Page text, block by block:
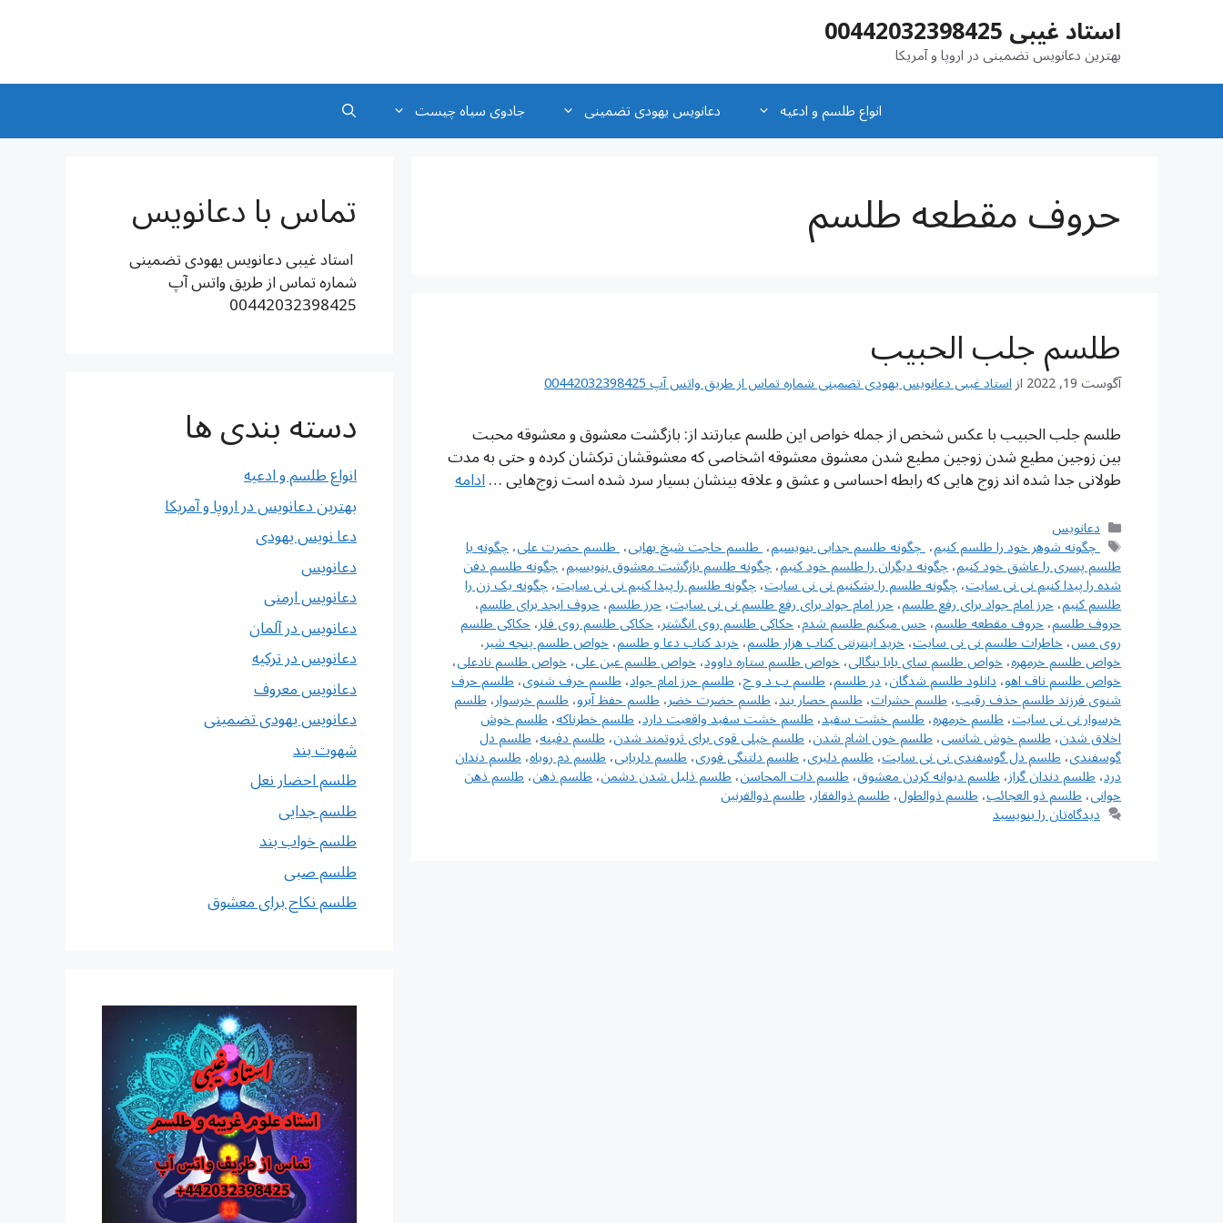
استاد غیبی 00442032398425
بهترین دعانویس تضمینی در اروپا و آمریکا
انواع طلسم و ادعیه
دعانویس یهودی تضمینی جادوی سیاه چیست
حروف مقطعه طلسم
طلسم جلب الحبیب
آگوست 19, 2022 ازاستاد غیبی دعانویس یهودی تضمینی شماره تماس از طریق واتس آپ 00442032398425
طلسم جلب الحبیب با عکس شخص از جمله خواص این طلسم عبارتند از: بازگشت معشوق و معشوقه محبت
بین زوجین مطیع شدن زوجین مطیع شدن معشوق معشوقه اشخاصی که معشوقشان ترکشان کرده و حتی به مدت
طولانی جدا شده اند زوج هایی که رابطه احساسی و عشق و علاقه بینشان بسیار سرد شده است زوج‌هایی …ادامه
دسته‌ها
دعانویس
برچسب‌ها
‌ چگونه شوهر خود را طلسم کنیم،‌ چگونه طلسم جدایی بنویسیم،‌ طلسم حاجت شیخ بهایی،‌ طلسم حضرت علی،چگونه با
طلسم پسری را عاشق خود کنیم،چگونه دیگران را طلسم خود کنیم،چگونه طلسم بازگشت معشوق بنویسیم،چگونه طلسم دفن
شده را پیدا کنیم نی نی سایت،چگونه طلسم را بشکنیم نی نی سایت،چگونه طلسم را پیدا کنیم نی نی سایت،چگونه یک زن را
طلسم کنیم،حرز امام جواد برای رفع طلسم،حرز امام جواد برای رفع طلسم نی نی سایت،حرز طلسم،حروف ابجد برای طلسم،
حروف طلسم،حروف مقطعه طلسم،حس میکنم طلسم شدم،حکاکی طلسم روی انگشتر،حکاکی طلسم روی فلز،حکاکی طلسم
روی مس،خاطرات طلسم نی نی سایت،خرید اینترنتی کتاب هزار طلسم،خرید کتاب دعا و طلسم،خواص طلسم پنجه شیر،
خواص طلسم خرمهره،خواص طلسم سای بابا بنگالی،‌خواص طلسم ستاره داوود،خواص طلسم عین علی،خواص طلسم نادعلی،
خواص طلسم ناف اهو،دانلود طلسم شدگان،در طلسم،طلسم ب د و ح،طلسم حرز امام جواد،طلسم حرف شنوی،طلسم حرف
شنوی فرزند طلسم حذف رقیب،طلسم حشرات،طلسم حصار بند،طلسم حضرت خضر،طلسم حفظ آبرو،طلسم خرسوار،طلسم
خرسوار نی نی سایت،طلسم خرمهره،طلسم خشت سفید،طلسم خشت سفید واقعیت دارد،طلسم خطرناکه،طلسم خوش
اخلاق شدن،طلسم خوش شانسی،طلسم خون اشام شدن،طلسم خیلی قوی برای ثروتمند شدن،طلسم دفینه،طلسم دل
گوسفندی،طلسم دل گوسفندی نی نی سایت،طلسم دلبری،طلسم دلتنگی فوری،طلسم دلربایی،طلسم دم روباه،طلسم دندان
درد،طلسم دندان گراز،طلسم ديوانه كردن معشوق،طلسم ذات المحاسن،طلسم ذلیل شدن دشمن،طلسم ذهن،طلسم ذهن
خوانی،طلسم ذو العجائب،طلسم ذوالطول،طلسم ذوالفقار،طلسم ذوالقرنین
دیدگاه‌تان را بنویسید
تماس با دعانویس
استاد غیبی دعانویس یهودی تضمینی
شماره تماس از طریق واتس آپ
00442032398425
دسته بندی ها
انواع طلسم و ادعیه
بهترین دعانویس در اروپا و آمریکا
دعا نویس یهودی
دعانویس
دعانویس ارمنی
دعانویس در آلمان
دعانویس در ترکیه
دعانویس معروف
دعانویس یهودی تضمینی
شهوت بند
طلسم احضار نعل
طلسم جدایی
طلسم خواب بند
طلسم صبی
طلسم نکاح برای معشوق